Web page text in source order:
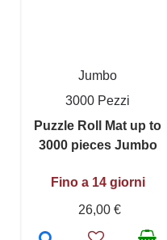
Jumbo
3000 Pezzi
Puzzle Roll Mat up to
3000 pieces Jumbo
Fino a 14 giorni
26,00 €